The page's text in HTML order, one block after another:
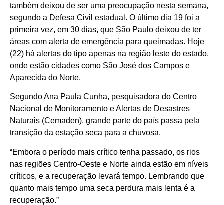
também deixou de ser uma preocupação nesta semana,
segundo a Defesa Civil estadual. O último dia 19 foi a
primeira vez, em 30 dias, que São Paulo deixou de ter
áreas com alerta de emergência para queimadas. Hoje
(22) há alertas do tipo apenas na região leste do estado,
onde estão cidades como São José dos Campos e
Aparecida do Norte.
Segundo Ana Paula Cunha, pesquisadora do Centro
Nacional de Monitoramento e Alertas de Desastres
Naturais (Cemaden), grande parte do país passa pela
transição da estação seca para a chuvosa.
“Embora o período mais crítico tenha passado, os rios
nas regiões Centro-Oeste e Norte ainda estão em níveis
críticos, e a recuperação levará tempo. Lembrando que
quanto mais tempo uma seca perdura mais lenta é a
recuperação.”